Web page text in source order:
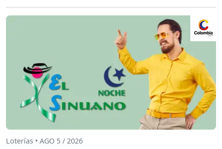
Loterías • AGO 5 / 2026